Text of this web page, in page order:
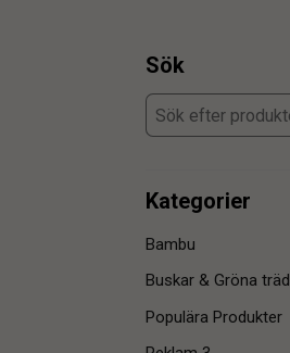
Sök
Kategorier
Bambu
Buskar & Gröna träd
Populära Produkter